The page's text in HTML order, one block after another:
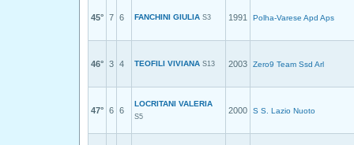
45° 7 6 FANCHINI GIULIA S3 1991 Polha-Varese Apd Aps
46° 3 4 TEOFILI VIVIANA S13 2003 Zero9 Team Ssd Arl
47° 6 6
LOCRITANI VALERIA
S5
2000 S S. Lazio Nuoto